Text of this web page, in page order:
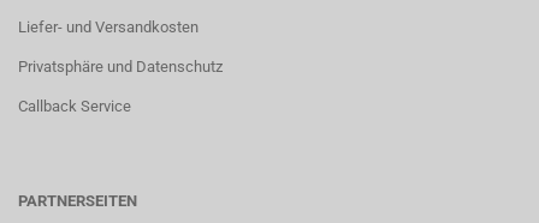
Liefer- und Versandkosten
Privatsphäre und Datenschutz
Callback Service
PARTNERSEITEN